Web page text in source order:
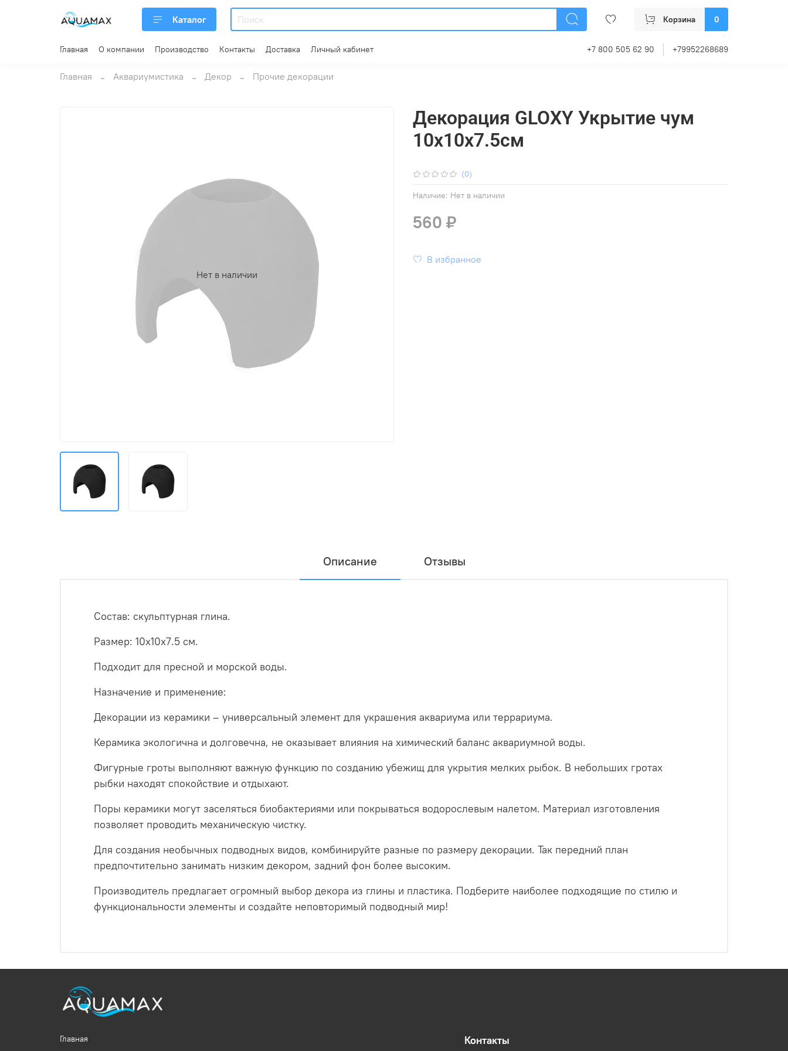
Каталог Корзина 0
Главная О компании Производство Контакты Доставка Личный кабинет +7 800 505 62 90 +79952268689
Главная Аквариумистика Декор Прочие декорации
Нет в наличии
(0)
Наличие: Нет в наличии
Декорация GLOXY Укрытие чум
10х10х7.5см
560 ₽
В избранное
Описание Отзывы
Состав: скульптурная глина.
Размер: 10х10х7.5 см.
Подходит для пресной и морской воды.
Назначение и применение:
Декорации из керамики – универсальный элемент для украшения аквариума или террариума.
Керамика экологична и долговечна, не оказывает влияния на химический баланс аквариумной воды.
Фигурные гроты выполняют важную функцию по созданию убежищ для укрытия мелких рыбок. В небольших гротах
рыбки находят спокойствие и отдыхают.
Поры керамики могут заселяться биобактериями или покрываться водорослевым налетом. Материал изготовления
позволяет проводить механическую чистку.
Для создания необычных подводных видов, комбинируйте разные по размеру декорации. Так передний план
предпочтительно занимать низким декором, задний фон более высоким.
Производитель предлагает огромный выбор декора из глины и пластика. Подберите наиболее подходящие по стилю и
функциональности элементы и создайте неповторимый подводный мир!
Главная Контакты